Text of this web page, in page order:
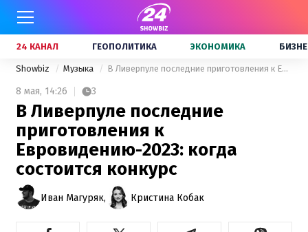
24 КАНАЛ ГЕОПОЛИТИКА ЭКОНОМИКА
Showbiz Музыка В Ливерпуле последние приготовления к Евровидению-2023: когда состоится конкурс
8 мая, 14:26 3
В Ливерпуле последние
приготовления к
Евровидению-2023: когда
состоится конкурс
Иван Магуряк, Кристина Кобак